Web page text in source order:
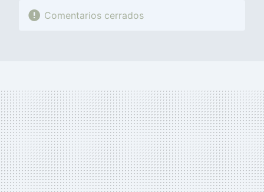
Comentarios cerrados